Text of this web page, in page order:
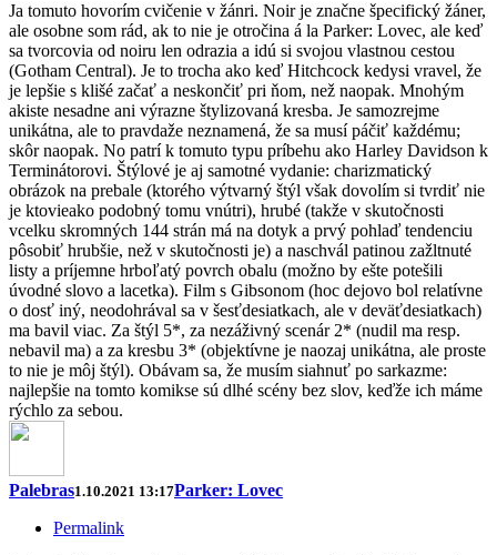
Ja tomuto hovorím cvičenie v žánri. Noir je značne špecifický žáner,
ale osobne som rád, ak to nie je otročina á la Parker: Lovec, ale keď
sa tvorcovia od noiru len odrazia a idú si svojou vlastnou cestou
(Gotham Central). Je to trocha ako keď Hitchcock kedysi vravel, že
je lepšie s klišé začať a neskončiť pri ňom, než naopak. Mnohým
akiste nesadne ani výrazne štylizovaná kresba. Je samozrejme
unikátna, ale to pravdaže neznamená, že sa musí páčiť každému;
skôr naopak. No patrí k tomuto typu príbehu ako Harley Davidson k
Terminátorovi. Štýlové je aj samotné vydanie: charizmatický
obrázok na prebale (ktorého výtvarný štýl však dovolím si tvrdiť nie
je ktovieako podobný tomu vnútri), hrubé (takže v skutočnosti
vcelku skromných 144 strán má na dotyk a prvý pohlaď tendenciu
pôsobiť hrubšie, než v skutočnosti je) a naschvál patinou zažltnuté
listy a príjemne hrboľatý povrch obalu (možno by ešte potešili
úvodné slovo a lacetka). Film s Gibsonom (hoc dejovo bol relatívne
o dosť iný, neodohrával sa v šesťdesiatkach, ale v deväťdesiatkach)
ma bavil viac. Za štýl 5*, za nezáživný scenár 2* (nudil ma resp.
nebavil ma) a za kresbu 3* (objektívne je naozaj unikátna, ale proste
to nie je môj štýl). Obávam sa, že musím siahnuť po sarkazme:
najlepšie na tomto komikse sú dlhé scény bez slov, keďže ich máme
rýchlo za sebou.
Palebras1.10.2021 13:17Parker: Lovec
Permalink